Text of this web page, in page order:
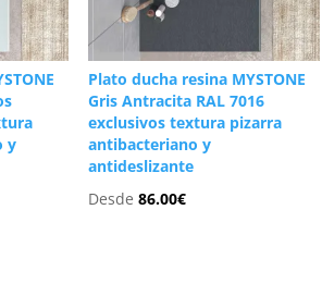
y
Plato ducha resina MYSTONE
Gris Antracita RAL 7016
exclusivos textura pizarra
antibacteriano y
antideslizante
Desde 86.00€